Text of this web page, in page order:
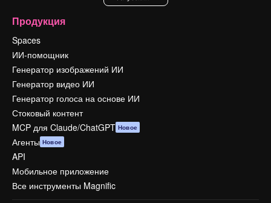
Продукция
Spaces
ИИ-помощник
Генератор изображений ИИ
Генератор видео ИИ
Генератор голоса на основе ИИ
Стоковый контент
MCP для Claude/ChatGPT Новое
Агенты Новое
API
Мобильное приложение
Все инструменты Magnific